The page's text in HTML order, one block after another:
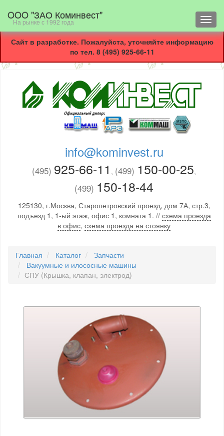
OOO "ЗАО Коминвест"
На рынке с 1992 года
Сайт в разработке. Пожалуйста, уточняйте информацию
по тел. 8 (495) 925-66-11
info@kominvest.ru
(495) 925-66-11 , (499) 150-00-25,
(499) 150-18-44
125130, г.Москва, Старопетровский проезд, дом 7А, стр.3,
подъезд 1, 1-ый этаж, офис 1, комната 1. // схема проезда
в офис, схема проезда на стоянку
Главная Каталог
Запчасти
Вакуумные и илососные машины
СПУ (Крышка, клапан, электрод)